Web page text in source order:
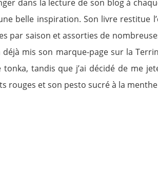
dans la lecture de son blog à
belle inspiration. Son livre restitue
par saison et assorties de
mis son marque-page sur la
tandis que j’ai décidé de me
rouges et son pesto sucré à la